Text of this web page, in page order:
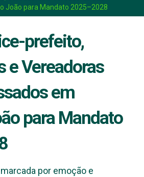
João para Mandato 2025–2028
prefeito,
e Vereadoras
em
para Mandato
por emoção e